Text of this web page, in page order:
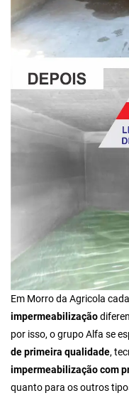
Em Morro da Agricola
impermeabilização
por isso, o grupo Alfa se
de primeira qualidade,
impermeabilização com
quanto para os outros